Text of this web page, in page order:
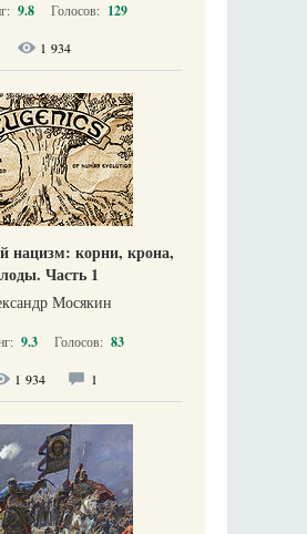
9.8 Голосов: 129
1 934
нацизм: корни, крона,
Часть 1
Мосякин
9.3 Голосов: 83
1 934 1